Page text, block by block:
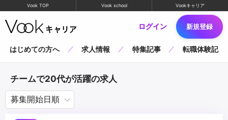
Vook TOP Vook school Vookキャリア
ログイン 新規登録
はじめての方へ 求人情報 特集記事 転職体験記
チームで20代が活躍の求人